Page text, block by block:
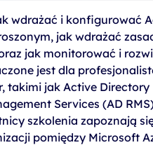
wdrażać i konfigurować
jak wdrażać
jak monitorować i
jest dla
takimi jak Active Directory
Services (AD
szkolenia zapoznają
pomiędzy Microsoft